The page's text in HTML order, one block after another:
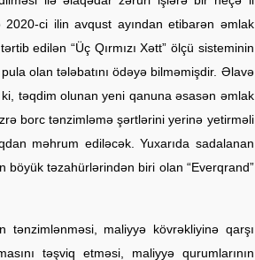
2020-ci ilin avqust ayından etibarən əmlak
edilən “Üç Qırmızı Xətt” ölçü sisteminin
olan tələbatını ödəyə bilməmişdir. Əlavə
təqdim olunan yeni qanuna əsasən əmlak
borc tənzimləmə şərtlərini yerinə yetirməli
məhrum ediləcək. Yuxarıda sadalanan
böyük təzahürlərindən biri olan “Everqrand”
tənzimlənməsi, maliyyə kövrəkliyinə qarşı
təşviq etməsi, maliyyə qurumlarının